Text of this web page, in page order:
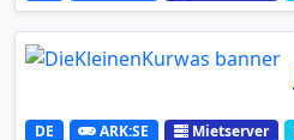
DE ARK:SE Mietserver